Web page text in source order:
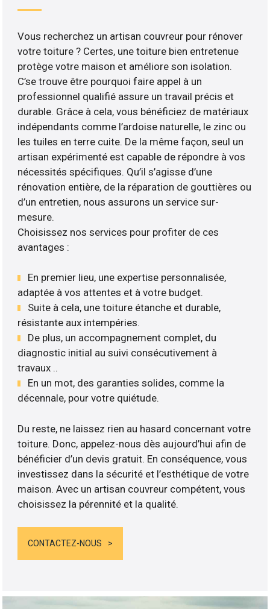
Vous recherchez un artisan couvreur pour rénover
votre toiture ? Certes, une toiture bien entretenue
protège votre maison et améliore son isolation.
C’se trouve être pourquoi faire appel à un
professionnel qualifié assure un travail précis et
durable. Grâce à cela, vous bénéficiez de matériaux
indépendants comme l’ardoise naturelle, le zinc ou
les tuiles en terre cuite. De la même façon, seul un
artisan expérimenté est capable de répondre à vos
nécessités spécifiques. Qu’il s’agisse d’une
rénovation entière, de la réparation de gouttières ou
d’un entretien, nous assurons un service sur-
mesure.
Choisissez nos services pour profiter de ces
avantages :
En premier lieu, une expertise personnalisée,
adaptée à vos attentes et à votre budget.
Suite à cela, une toiture étanche et durable,
résistante aux intempéries.
De plus, un accompagnement complet, du
diagnostic initial au suivi consécutivement à
travaux ..
En un mot, des garanties solides, comme la
décennale, pour votre quiétude.
Du reste, ne laissez rien au hasard concernant votre
toiture. Donc, appelez-nous dès aujourd’hui afin de
bénéficier d’un devis gratuit. En conséquence, vous
investissez dans la sécurité et l’esthétique de votre
maison. Avec un artisan couvreur compétent, vous
choisissez la pérennité et la qualité.
CONTACTEZ-NOUS